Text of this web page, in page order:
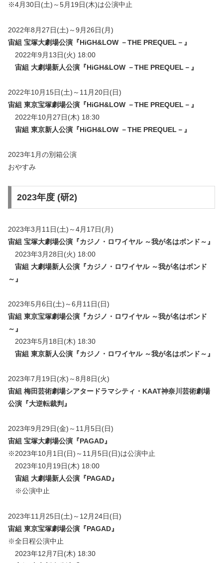
※4月30日(土)～5月19日(木)は公演中止
2022年8月27日(土)～9月26日(月)
宙組 宝塚大劇場公演『HiGH&LOW －THE PREQUEL－』
2022年9月13日(火) 18:00
宙組 大劇場新人公演『HiGH&LOW －THE PREQUEL－』
2022年10月15日(土)～11月20日(日)
宙組 東京宝塚劇場公演『HiGH&LOW －THE PREQUEL－』
2022年10月27日(木) 18:30
宙組 東京新人公演『HiGH&LOW －THE PREQUEL－』
2023年1月の別箱公演
おやすみ
2023年度 (研2)
2023年3月11日(土)～4月17日(月)
宙組 宝塚大劇場公演『カジノ・ロワイヤル ～我が名はボンド～』
2023年3月28日(火) 18:00
宙組 大劇場新人公演『カジノ・ロワイヤル ～我が名はボンド
～ 』
2023年5月6日(土)～6月11日(日)
宙組 東京宝塚劇場公演『カジノ・ロワイヤル ～我が名はボンド
～ 』
2023年5月18日(木) 18:30
宙組 東京新人公演『カジノ・ロワイヤル ～我が名はボンド～ 』
2023年7月19日(水)～8月8日(火)
宙組 梅田芸術劇場シアタードラマシティ・KAAT神奈川芸術劇場
公演『大逆転裁判』
2023年9月29日(金)～11月5日(日)
宙組 宝塚大劇場公演『PAGAD』
※2023年10月1日(日)～11月5日(日)は公演中止
2023年10月19日(木) 18:00
宙組 大劇場新人公演『PAGAD』
※公演中止
2023年11月25日(土)～12月24日(日)
宙組 東京宝塚劇場公演『PAGAD』
※全日程公演中止
2023年12月7日(木) 18:30